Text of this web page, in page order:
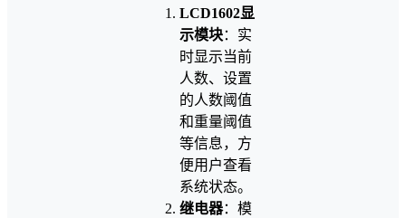
LCD1602显
示模块：实
时显示当前
人数、设置
的人数阈值
和重量阈值
等信息，方
便用户查看
系统状态。
继电器：模